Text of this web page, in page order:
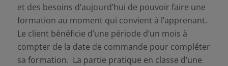
et des besoins d’aujourd’hui de pouvoir faire une
formation au moment qui convient à l’apprenant.
Le client bénéficie d’une période d’un mois à
compter de la date de commande pour compléter
sa formation. La partie pratique en classe d’une